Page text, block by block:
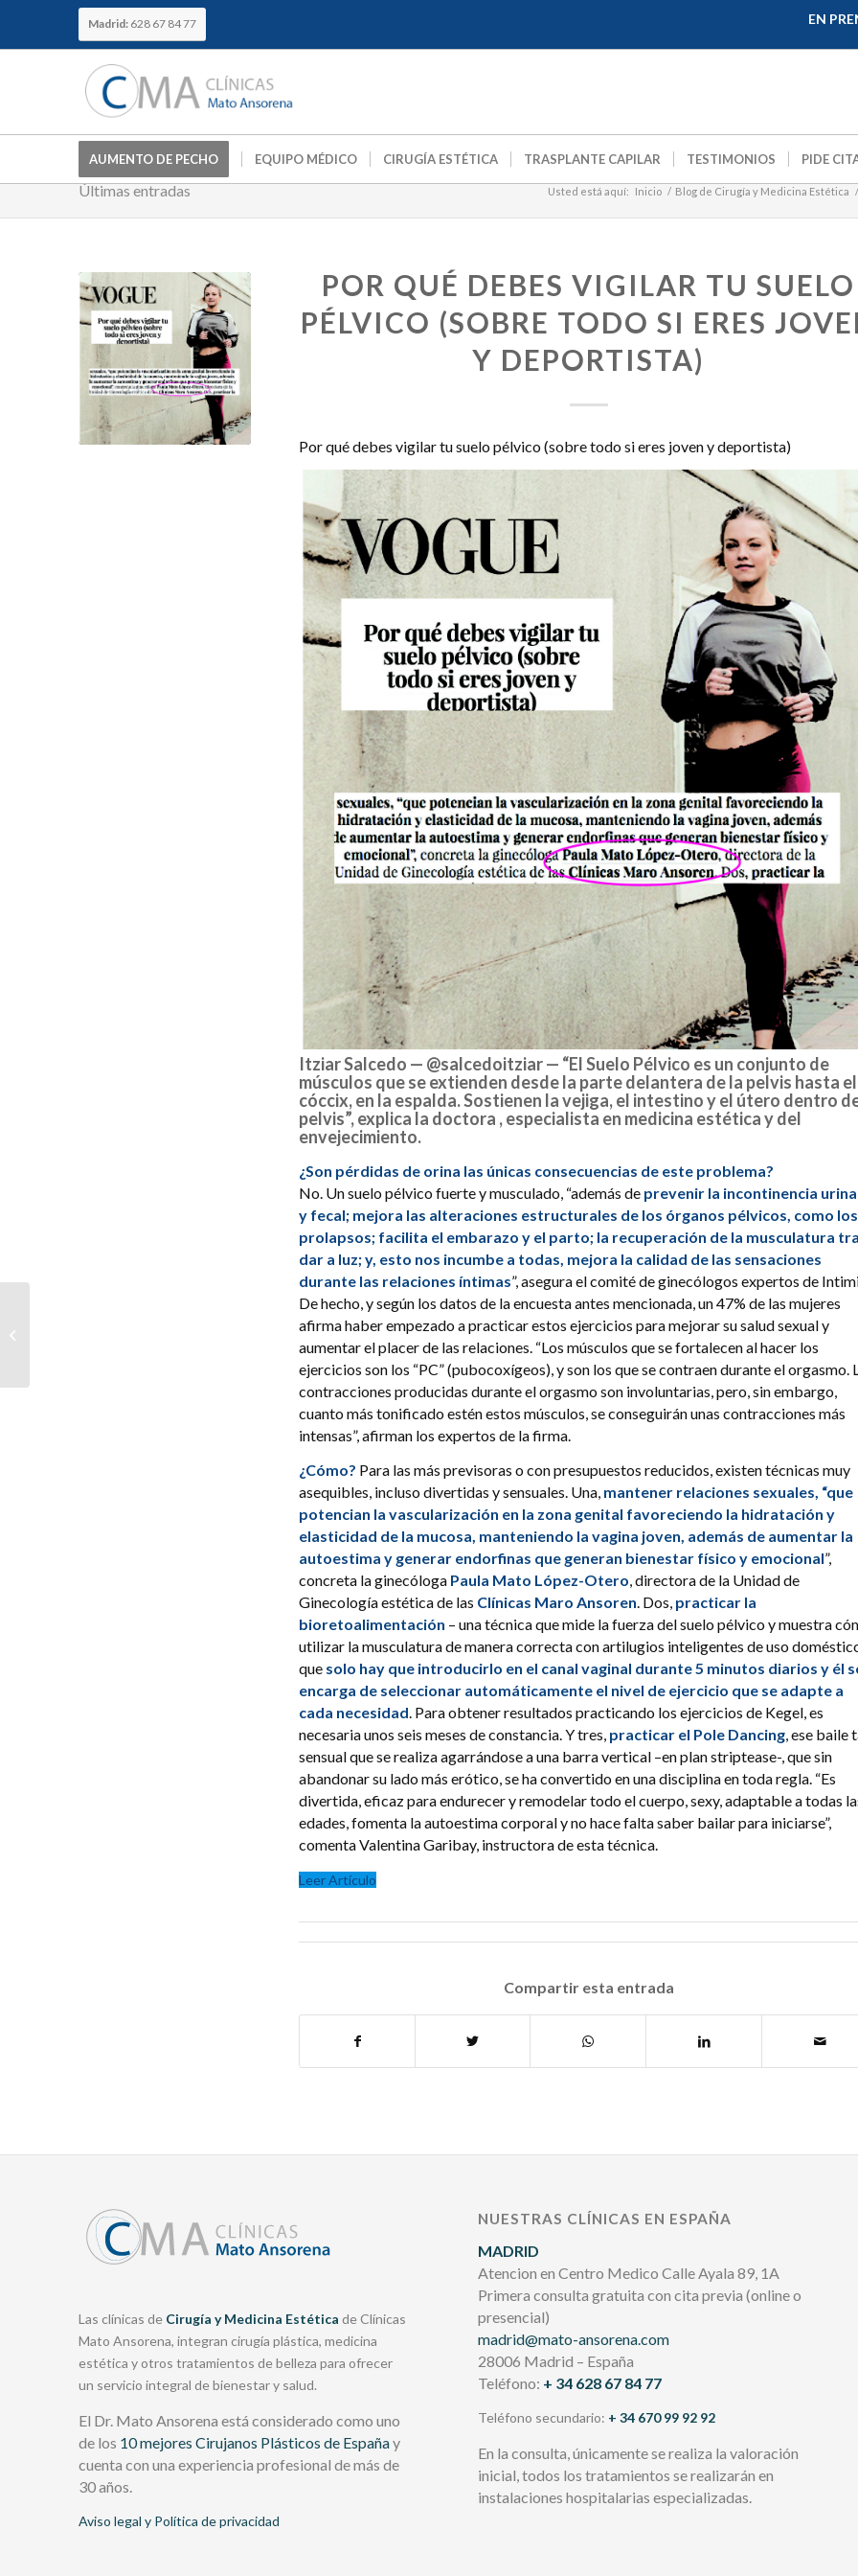
EN
Madrid: 628 67 84 77
AUMENTO DE PECHO EQUIPO MÉDICO CIRUGÍA ESTÉTICA TRASPLANTE CAPILAR TESTIMONIOS PIDE
Últimas entradas Usted está aquí: Inicio / Blog de Cirugía y Medicina Estética /
POR QUÉ DEBES VIGILAR TU SUELO
PÉLVICO (SOBRE TODO SI ERES
Y DEPORTISTA)
Por qué debes vigilar tu suelo pélvico (sobre todo si eres joven y deportista)
Itziar Salcedo — @salcedoitziar— “El Suelo Pélvico es un conjunto de
músculos que se extienden desde la parte delantera de la pelvis hasta el
cóccix, en la espalda. Sostienen la vejiga, el intestino y el útero dentro
pelvis”, explica la doctora , especialista en medicina estética y del
envejecimiento.
¿Son pérdidas de orina las únicas consecuencias de este problema?
No. Un suelo pélvico fuerte y musculado, “además de prevenir la incontinencia
y fecal; mejora las alteraciones estructurales de los órganos pélvicos, como los
prolapsos; facilita el embarazo y el parto; la recuperación de la musculatura
dar a luz; y, esto nos incumbe a todas, mejora la calidad de las sensaciones
durante las relaciones íntimas”, asegura el comité de ginecólogos expertos de
De hecho, y según los datos de la encuesta antes mencionada, un 47% de las mujeres
afirma haber empezado a practicar estos ejercicios para mejorar su salud sexual y
aumentar el placer de las relaciones. “Los músculos que se fortalecen al hacer los
ejercicios son los “PC” (pubocoxígeos), y son los que se contraen durante el orgasmo.
contracciones producidas durante el orgasmo son involuntarias, pero, sin embargo,
cuanto más tonificado estén estos músculos, se conseguirán unas contracciones más
intensas”, afirman los expertos de la firma.
¿Cómo? Para las más previsoras o con presupuestos reducidos, existen técnicas muy
asequibles, incluso divertidas y sensuales. Una, mantener relaciones sexuales, “que
potencian la vascularización en la zona genital favoreciendo la hidratación y
elasticidad de la mucosa, manteniendo la vagina joven, además de aumentar la
autoestima y generar endorfinas que generan bienestar físico y emocional”,
concreta la ginecóloga Paula Mato López-Otero, directora de la Unidad de
Ginecología estética de las Clínicas Maro Ansoren. Dos, practicar la
bioretoalimentación – una técnica que mide la fuerza del suelo pélvico y muestra
utilizar la musculatura de manera correcta con artilugios inteligentes de uso
que solo hay que introducirlo en el canal vaginal durante 5 minutos diarios y él
encarga de seleccionar automáticamente el nivel de ejercicio que se adapte a
cada necesidad. Para obtener resultados practicando los ejercicios de Kegel, es
necesaria unos seis meses de constancia. Y tres, practicar el Pole Dancing, ese baile
sensual que se realiza agarrándose a una barra vertical –en plan striptease-, que sin
abandonar su lado más erótico, se ha convertido en una disciplina en toda regla. “Es
divertida, eficaz para endurecer y remodelar todo el cuerpo, sexy, adaptable a todas
edades, fomenta la autoestima corporal y no hace falta saber bailar para iniciarse”,
comenta Valentina Garibay, instructora de esta técnica.
Leer Artículo
Compartir esta entrada
Las clínicas de Cirugía y Medicina Estética de Clínicas
Mato Ansorena, integran cirugía plástica, medicina
estética y otros tratamientos de belleza para ofrecer
un servicio integral de bienestar y salud.
El Dr. Mato Ansorena está considerado como uno
de los 10 mejores Cirujanos Plásticos de Españay
cuenta con una experiencia profesional de más de
30 años.
Aviso legal y Política de privacidad
NUESTRAS CLÍNICAS EN ESPAÑA
MADRID
Atencion en Centro Medico Calle Ayala 89, 1A
Primera consulta gratuita con cita previa (online o
presencial)
madrid@mato-ansorena.com
28006 Madrid – España
Teléfono: + 34 628 67 84 77
Teléfono secundario: + 34 670 99 92 92
En la consulta, únicamente se realiza la valoración
inicial, todos los tratamientos se realizarán en
instalaciones hospitalarias especializadas.